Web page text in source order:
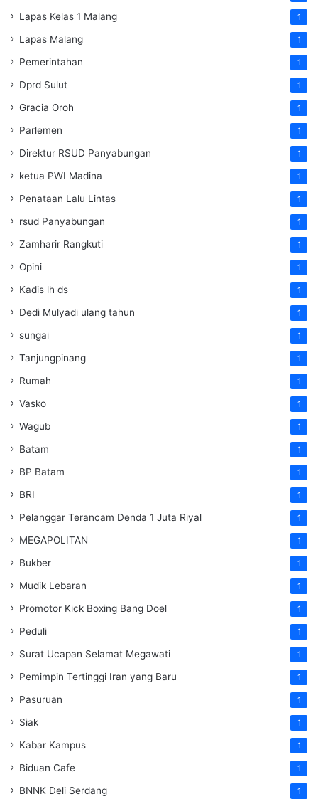
Lapas Kelas 1 Malang 1
Lapas Malang 1
Pemerintahan 1
Dprd Sulut 1
Gracia Oroh 1
Parlemen 1
Direktur RSUD Panyabungan 1
ketua PWI Madina 1
Penataan Lalu Lintas 1
rsud Panyabungan 1
Zamharir Rangkuti 1
Opini 1
Kadis lh ds 1
Dedi Mulyadi ulang tahun 1
sungai 1
Tanjungpinang 1
Rumah 1
Vasko 1
Wagub 1
Batam 1
BP Batam 1
BRI 1
Pelanggar Terancam Denda 1 Juta Riyal 1
MEGAPOLITAN 1
Bukber 1
Mudik Lebaran 1
Promotor Kick Boxing Bang Doel 1
Peduli 1
Surat Ucapan Selamat Megawati 1
Pemimpin Tertinggi Iran yang Baru 1
Pasuruan 1
Siak 1
Kabar Kampus 1
Biduan Cafe 1
BNNK Deli Serdang 1